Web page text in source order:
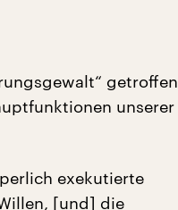
getroffen
unserer
exekutierte
[und] die